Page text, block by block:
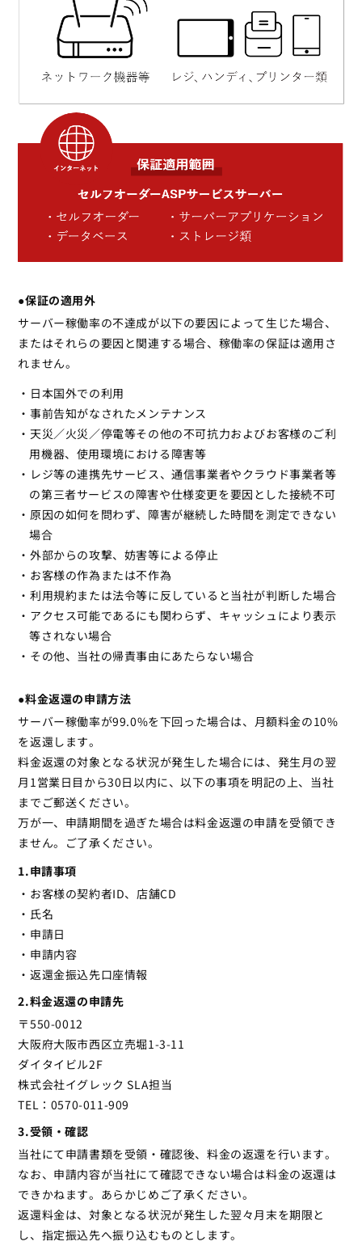
●保証の適用外
サーバー稼働率の不達成が以下の要因によって生じた場合、
またはそれらの要因と関連する場合、稼働率の保証は適用さ
れません。
・日本国外での利用
・事前告知がなされたメンテナンス
・天災／火災／停電等その他の不可抗力およびお客様のご利
用機器、使用環境における障害等
・レジ等の連携先サービス、通信事業者やクラウド事業者等
の第三者サービスの障害や仕様変更を要因とした接続不可
・原因の如何を問わず、障害が継続した時間を測定できない
場合
・外部からの攻撃、妨害等による停止
・お客様の作為または不作為
・利用規約または法令等に反していると当社が判断した場合
・アクセス可能であるにも関わらず、キャッシュにより表示
等されない場合
・その他、当社の帰責事由にあたらない場合
●料金返還の申請方法
サーバー稼働率が99.0%を下回った場合は、月額料金の10%
を返還します。
料金返還の対象となる状況が発生した場合には、発生月の翌
月1営業日目から30日以内に、以下の事項を明記の上、当社
までご郵送ください。
万が一、申請期間を過ぎた場合は料金返還の申請を受領でき
ません。ご了承ください。
1.申請事項
・お客様の契約者ID、店舗CD
・氏名
・申請日
・申請内容
・返還金振込先口座情報
2.料金返還の申請先
〒550-0012
大阪府大阪市西区立売堀1-3-11
ダイタイビル2F
株式会社イグレック SLA担当
TEL：0570-011-909
3.受領・確認
当社にて申請書類を受領・確認後、料金の返還を行います。
なお、申請内容が当社にて確認できない場合は料金の返還は
できかねます。あらかじめご了承ください。
返還料金は、対象となる状況が発生した翌々月末を期限と
し、指定振込先へ振り込むものとします。